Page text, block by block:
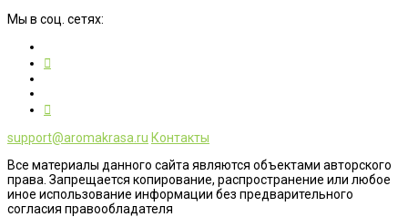
Мы в соц. сетях:
support@aromakrasa.ru Контакты
Все материалы данного сайта являются объектами авторского
права. Запрещается копирование, распространение или любое
иное использование информации без предварительного
согласия правообладателя